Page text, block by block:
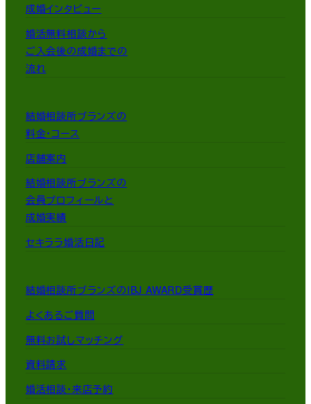
成婚インタビュー
婚活無料相談から
ご入会後の成婚までの
流れ
結婚相談所ブランズの
料金・コース
店舗案内
結婚相談所ブランズの
会員プロフィールと
成婚実績
セキララ婚活日記
結婚相談所ブランズのIBJ AWARD受賞歴
よくあるご質問
無料お試しマッチング
資料請求
婚活相談・来店予約